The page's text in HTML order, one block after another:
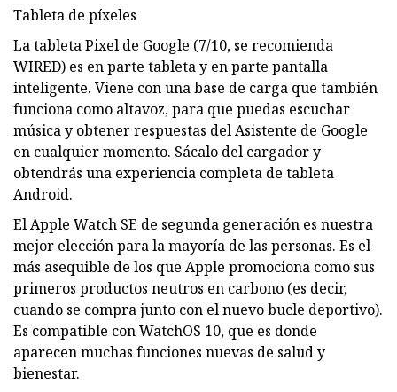
Tableta de píxeles
La tableta Pixel de Google (7/10, se recomienda
WIRED) es en parte tableta y en parte pantalla
inteligente. Viene con una base de carga que también
funciona como altavoz, para que puedas escuchar
música y obtener respuestas del Asistente de Google
en cualquier momento. Sácalo del cargador y
obtendrás una experiencia completa de tableta
Android.
El Apple Watch SE de segunda generación es nuestra
mejor elección para la mayoría de las personas. Es el
más asequible de los que Apple promociona como sus
primeros productos neutros en carbono (es decir,
cuando se compra junto con el nuevo bucle deportivo).
Es compatible con WatchOS 10, que es donde
aparecen muchas funciones nuevas de salud y
bienestar.